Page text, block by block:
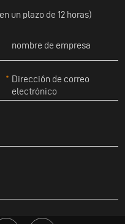
un plazo de 12 horas)
nombre de empresa
Dirección de correo
electrónico